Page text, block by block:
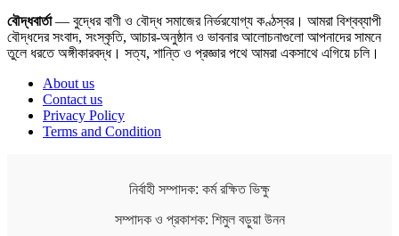
বৌদ্ধবার্তা— বুদ্ধের বাণী ও বৌদ্ধ সমাজের নির্ভরযোগ্য কণ্ঠস্বর। আমরা বিশ্বব্যাপী
বৌদ্ধদের সংবাদ, সংস্কৃতি, আচার-অনুষ্ঠান ও ভাবনার আলোচনাগুলো আপনাদের সামনে
তুলে ধরতে অঙ্গীকারবদ্ধ। সত্য, শান্তি ও প্রজ্ঞার পথে আমরা একসাথে এগিয়ে চলি।
About us
Contact us
Privacy Policy
Terms and Condition
নির্বাহী সম্পাদক: কর্ম রক্ষিত ভিক্ষু
সম্পাদক ও প্রকাশক: শিমুল বড়ুয়া উনন